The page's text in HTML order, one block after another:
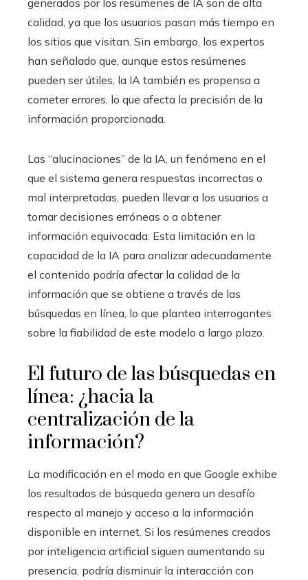
calidad, ya que los usuarios pasan más tiempo en
los sitios que visitan. Sin embargo, los expertos
han señalado que, aunque estos resúmenes
pueden ser útiles, la IA también es propensa a
cometer errores, lo que afecta la precisión de la
información proporcionada.
Las “alucinaciones” de la IA, un fenómeno en el
que el sistema genera respuestas incorrectas o
mal interpretadas, pueden llevar a los usuarios a
tomar decisiones erróneas o a obtener
información equivocada. Esta limitación en la
capacidad de la IA para analizar adecuadamente
el contenido podría afectar la calidad de la
información que se obtiene a través de las
búsquedas en línea, lo que plantea interrogantes
sobre la fiabilidad de este modelo a largo plazo.
El futuro de las búsquedas en
línea: ¿hacia la
centralización de la
información?
La modificación en el modo en que Google exhibe
los resultados de búsqueda genera un desafío
respecto al manejo y acceso a la información
disponible en internet. Si los resúmenes creados
por inteligencia artificial siguen aumentando su
presencia, podría disminuir la interacción con